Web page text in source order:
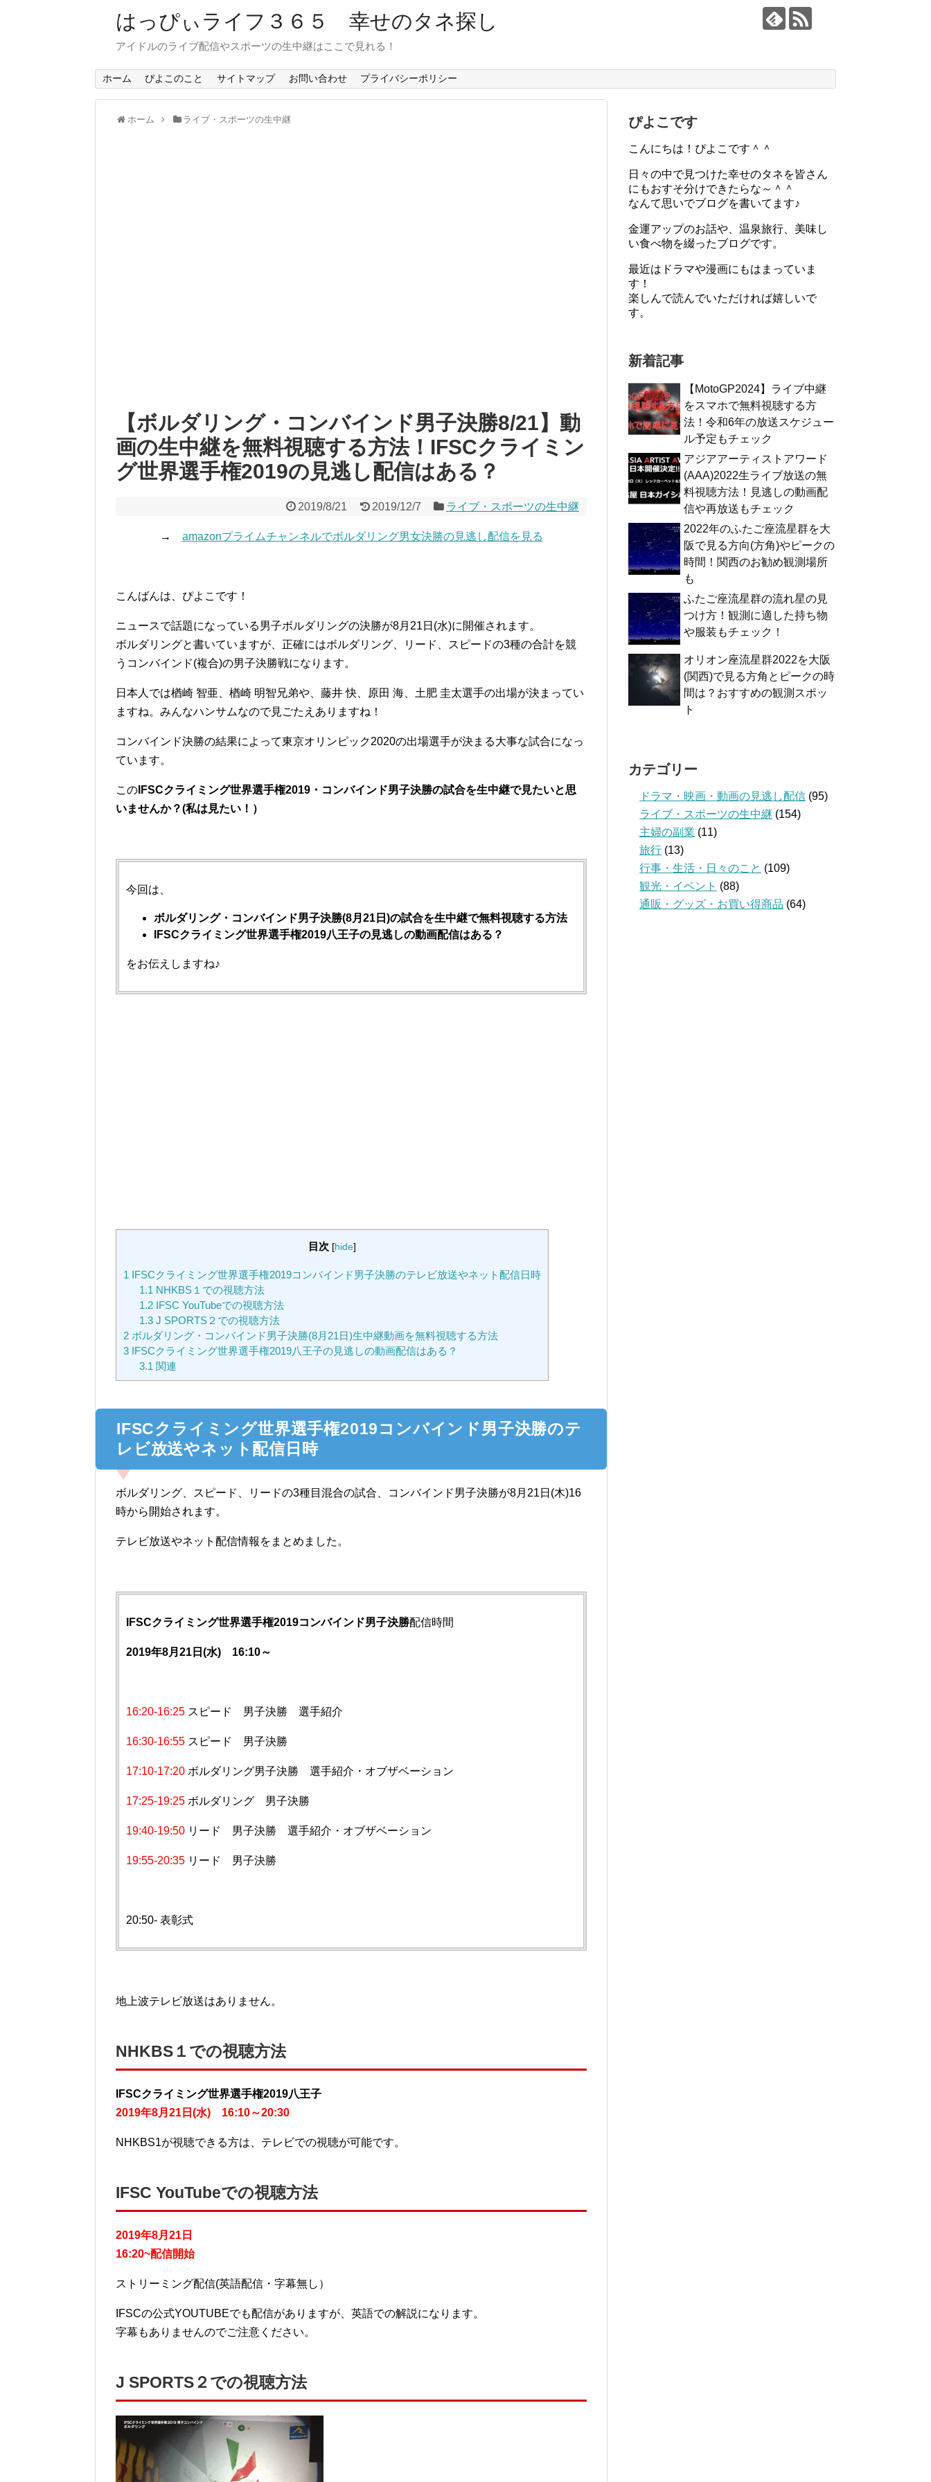
はっぴぃライフ３６５ 幸せのタネ探し
アイドルのライブ配信やスポーツの生中継はここで見れる！
ホーム ぴよこのこと サイトマップ お問い合わせ プライバシーポリシー
ホーム ライブ・スポーツの生中継
【ボルダリング・コンバインド男子決勝8/21】動
画の生中継を無料視聴する方法！IFSCクライミン
グ世界選手権2019の見逃し配信はある？
2019/8/21 2019/12/7 ライブ・スポーツの生中継
→ amazonプライムチャンネルでボルダリング男女決勝の見逃し配信を見る
こんばんは、ぴよこです！
ニュースで話題になっている男子ボルダリングの決勝が8月21日(水)に開催されます。
ボルダリングと書いていますが、正確にはボルダリング、リード、スピードの3種の合計を競
うコンバインド(複合)の男子決勝戦になります。
日本人では楢崎 智亜、楢崎 明智兄弟や、藤井 快、原田 海、土肥 圭太選手の出場が決まってい
ますね。みんなハンサムなので見ごたえありますね！
コンバインド決勝の結果によって東京オリンピック2020の出場選手が決まる大事な試合になっ
ています。
この IFSCクライミング世界選手権2019・コンバインド男子決勝の試合を生中継で見たいと思
いませんか？(私は見たい！）
今回は、
ボルダリング・コンバインド男子決勝(8月21日)の試合を生中継で無料視聴する方法
IFSCクライミング世界選手権2019八王子の見逃しの動画配信はある？
をお伝えしますね♪
目次 [hide]
1 IFSCクライミング世界選手権2019コンバインド男子決勝のテレビ放送やネット配信日時
1.1 NHKBS１での視聴方法
1.2IFSC YouTubeでの視聴方法
1.3J SPORTS２での視聴方法
2 ボルダリング・コンバインド男子決勝(8月21日)生中継動画を無料視聴する方法
3 IFSCクライミング世界選手権2019八王子の見逃しの動画配信はある？
3.1 関連
IFSCクライミング世界選手権2019コンバインド男子決勝のテ
レビ放送やネット配信日時
ボルダリング、スピード、リードの3種目混合の試合、コンバインド男子決勝が8月21日(木)16
時から開始されます。
テレビ放送やネット配信情報をまとめました。
IFSCクライミング世界選手権2019コンバインド男子決勝配信時間
2019年8月21日(水) 16:10～
16:20-16:25 スピード 男子決勝 選手紹介
16:30-16:55 スピード 男子決勝
17:10-17:20 ボルダリング男子決勝 選手紹介・オブザベーション
17:25-19:25 ボルダリング 男子決勝
19:40-19:50 リード 男子決勝 選手紹介・オブザベーション
19:55-20:35 リード 男子決勝
20:50- 表彰式
地上波テレビ放送はありません。
NHKBS１での視聴方法
IFSCクライミング世界選手権2019八王子
2019年8月21日(水) 16:10～20:30
NHKBS1が視聴できる方は、テレビでの視聴が可能です。
IFSC YouTubeでの視聴方法
2019年8月21日
16:20~配信開始
ストリーミング配信(英語配信・字幕無し）
IFSCの公式YOUTUBEでも配信がありますが、英語での解説になります。
字幕もありませんのでご注意ください。
J SPORTS２での視聴方法
ぴよこです
こんにちは！ぴよこです＾＾
日々の中で見つけた幸せのタネを皆さん
にもおすそ分けできたらな～＾＾
なんて思いでブログを書いてます♪
金運アップのお話や、温泉旅行、美味し
い食べ物を綴ったブログです。
最近はドラマや漫画にもはまっていま
す！
楽しんで読んでいただければ嬉しいで
す。
新着記事
【MotoGP2024】ライブ中継
をスマホで無料視聴する方
法！令和6年の放送スケジュー
ル予定もチェック
アジアアーティストアワード
(AAA)2022生ライブ放送の無
料視聴方法！見逃しの動画配
信や再放送もチェック
2022年のふたご座流星群を大
阪で見る方向(方角)やピークの
時間！関西のお勧め観測場所
も
ふたご座流星群の流れ星の見
つけ方！観測に適した持ち物
や服装もチェック！
オリオン座流星群2022を大阪
(関西)で見る方角とピークの時
間は？おすすめの観測スポッ
ト
カテゴリー
ドラマ・映画・動画の見逃し配信 (95)
ライブ・スポーツの生中継 (154)
主婦の副業 (11)
旅行 (13)
行事・生活・日々のこと (109)
観光・イベント (88)
通販・グッズ・お買い得商品 (64)